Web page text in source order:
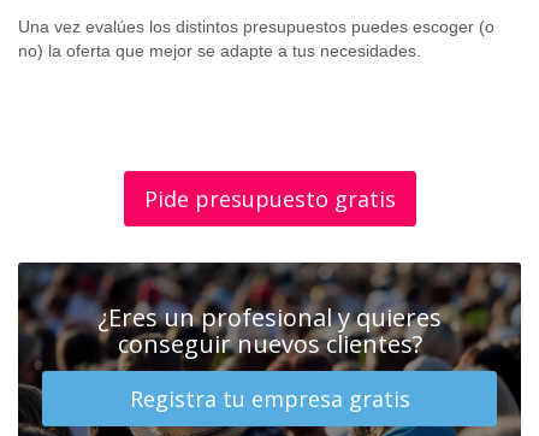
Una vez evalúes los distintos presupuestos puedes escoger (o
no) la oferta que mejor se adapte a tus necesidades.
Pide presupuesto gratis
¿Eres un profesional y quieres
conseguir nuevos clientes?
Registra tu empresa gratis